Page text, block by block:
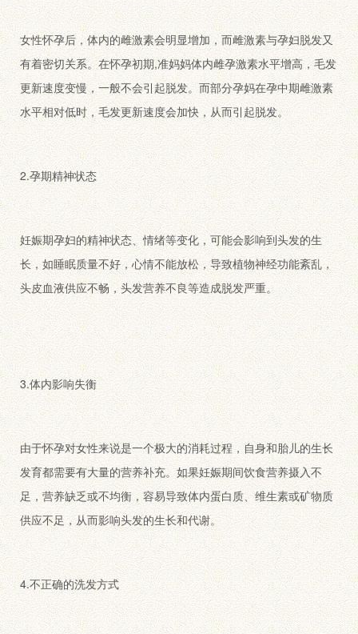
女性怀孕后，体内的雌激素会明显增加，而雌激素与孕妇脱发又
有着密切关系。在怀孕初期,准妈妈体内雌孕激素水平增高，毛发
更新速度变慢，一般不会引起脱发。而部分孕妈在孕中期雌激素
水平相对低时，毛发更新速度会加快，从而引起脱发。
2.孕期精神状态
妊娠期孕妇的精神状态、情绪等变化，可能会影响到头发的生
长，如睡眠质量不好，心情不能放松，导致植物神经功能紊乱，
头皮血液供应不畅，头发营养不良等造成脱发严重。
3.体内影响失衡
由于怀孕对女性来说是一个极大的消耗过程，自身和胎儿的生长
发育都需要有大量的营养补充。如果妊娠期间饮食营养摄入不
足，营养缺乏或不均衡，容易导致体内蛋白质、维生素或矿物质
供应不足，从而影响头发的生长和代谢。
4.不正确的洗发方式